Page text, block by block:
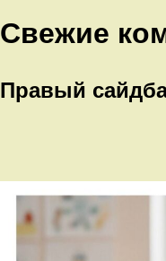
Свежие
Правый